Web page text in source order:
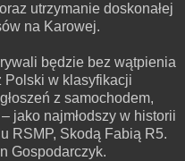
utrzymanie doskonałej
na Karowej.
będzie bez wątpienia
Polski w klasyfikacji
z samochodem,
jako najmłodszy w historii
RSMP, Skodą Fabią R5.
Gospodarczyk.